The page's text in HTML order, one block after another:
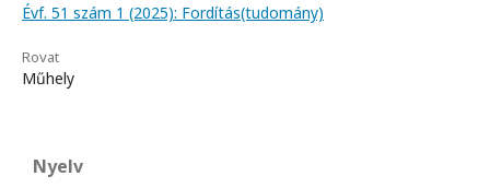
Évf. 51 szám 1 (2025): Fordítás(tudomány)
Rovat
Műhely
Nyelv